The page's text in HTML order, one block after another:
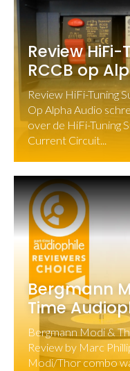
Review
RCCB op
Review HiFi-Tuning
Op Alpha Audio
over de HiFi-Tuning
Current Circuit...
Bergmann
Time
Bergmann Modi &
Review by Marc
Modi/Thor combo